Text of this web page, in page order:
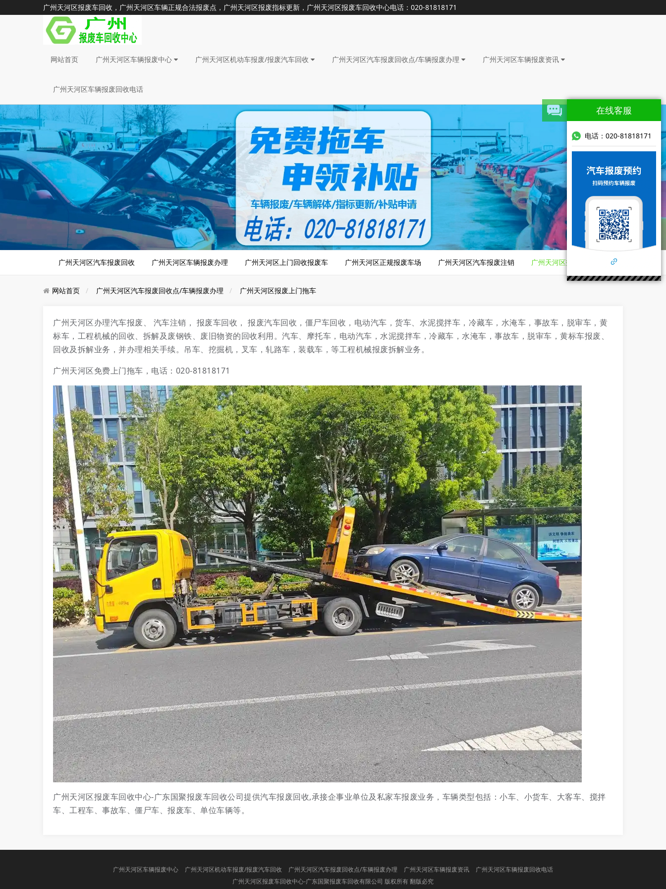
广州天河区报废车回收，广州天河区车辆正规合法报废点，广州天河区报废指标更新，广州天河区报废车回收中心电话：020-81818171
网站首页 广州天河区车辆报废中心 广州天河区机动车报废/报废汽车回收 广州天河区汽车报废回收点/车辆报废办理 广州天河区车辆报废资讯
广州天河区车辆报废回收电话
广州天河区汽车报废回收 广州天河区车辆报废办理 广州天河区上门回收报废车 广州天河区正规报废车场 广州天河区汽车报废注销 广州天河区报废上门拖车
网站首页 广州天河区汽车报废回收点/车辆报废办理 广州天河区报废上门拖车
广州天河区办理汽车报废、 汽车注销， 报废车回收， 报废汽车回收，僵尸车回收，电动汽车，货车、水泥搅拌车，冷藏车，水淹车，事故车，脱审车，黄
标车，工程机械的回收、拆解及废钢铁、废旧物资的回收利用。汽车、摩托车，电动汽车，水泥搅拌车，冷藏车，水淹车，事故车，脱审车，黄标车报废、
回收及拆解业务，并办理相关手续。吊车、挖掘机，叉车，轧路车，装载车，等工程机械报废拆解业务。
广州天河区免费上门拖车，电话：020-81818171
广州天河区报废车回收中心-广东国聚报废车回收公司提供汽车报废回收,承接企事业单位及私家车报废业务，车辆类型包括：小车、小货车、大客车、搅拌
车、工程车、事故车、僵尸车、报废车、单位车辆等。
广州天河区车辆报废中心 广州天河区机动车报废/报废汽车回收 广州天河区汽车报废回收点/车辆报废办理 广州天河区车辆报废资讯
广州天河区车辆报废回收电话
广州天河区报废车回收中心-广东国聚报废车回收有限公司 版权所有 翻版必究
在线客服
电话：020-81818171